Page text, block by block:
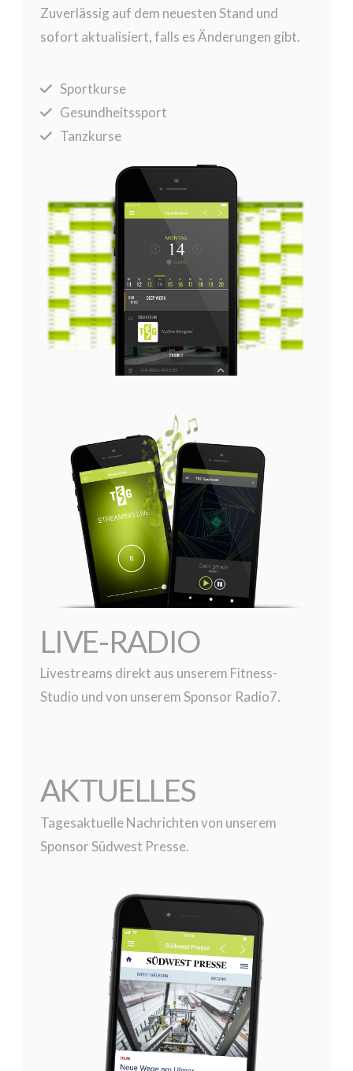
Zuverlässig auf dem neuesten Stand und
sofort aktualisiert, falls es Änderungen gibt.
Sportkurse
Gesundheitssport
Tanzkurse
LIVE-RADIO
Livestreams direkt aus unserem Fitness-
Studio und von unserem Sponsor Radio7.
AKTUELLES
Tagesaktuelle Nachrichten von unserem
Sponsor Südwest Presse.